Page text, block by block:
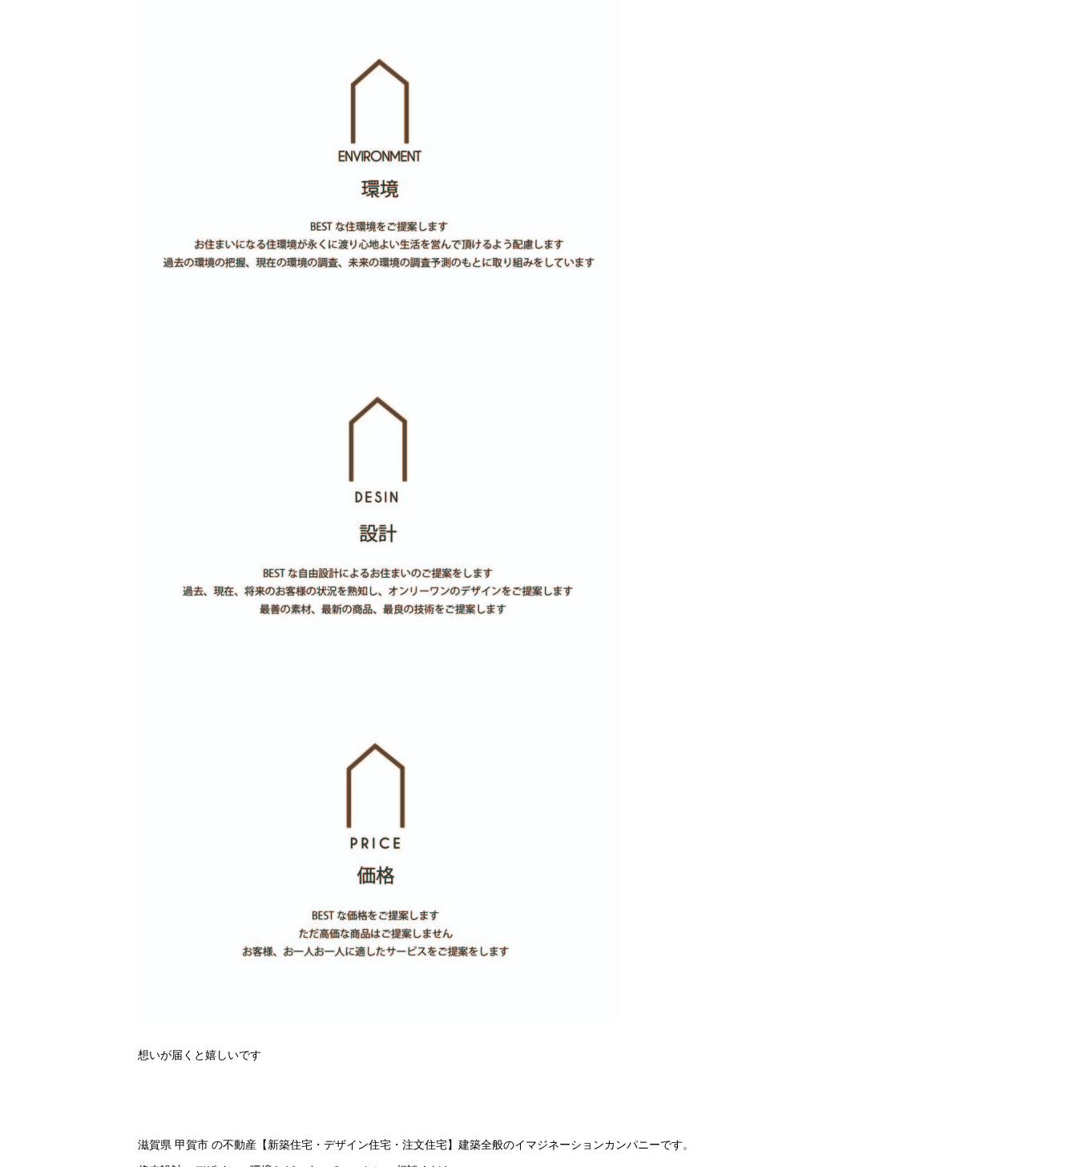
想いが届くと嬉しいです
滋賀県 甲賀市 の不動産【新築住宅・デザイン住宅・注文住宅】建築全般のイマジネーションカンパニーです。